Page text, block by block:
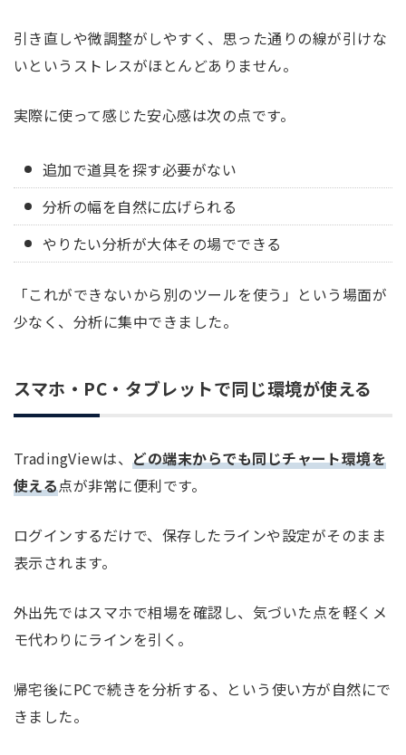
引き直しや微調整がしやすく、思った通りの線が引けな
いというストレスがほとんどありません。
実際に使って感じた安心感は次の点です。
追加で道具を探す必要がない
分析の幅を自然に広げられる
やりたい分析が大体その場でできる
「これができないから別のツールを使う」という場面が
少なく、分析に集中できました。
スマホ・PC・タブレットで同じ環境が使える
TradingViewは、どの端末からでも同じチャート環境を
使える点が非常に便利です。
ログインするだけで、保存したラインや設定がそのまま
表示されます。
外出先ではスマホで相場を確認し、気づいた点を軽くメ
モ代わりにラインを引く。
帰宅後にPCで続きを分析する、という使い方が自然にで
きました。